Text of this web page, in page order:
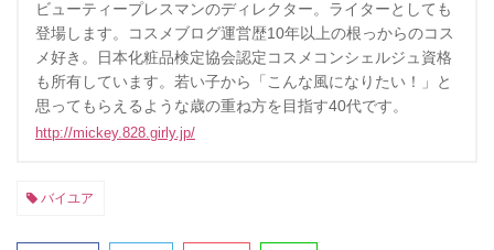
ビューティープレスマンのディレクター。ライターとしても
登場します。コスメブログ運営歴10年以上の根っからのコス
メ好き。日本化粧品検定協会認定コスメコンシェルジュ資格
も所有しています。若い子から「こんな風になりたい！」と
思ってもらえるような歳の重ね方を目指す40代です。
http://mickey.828.girly.jp/
バイユア